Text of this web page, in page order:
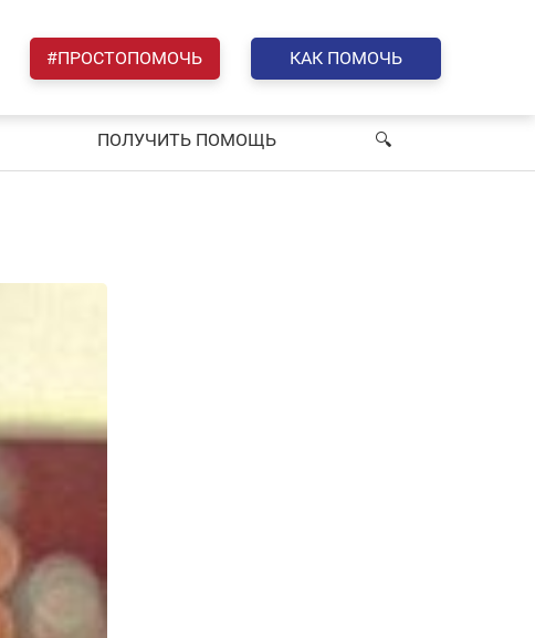
#ПРОСТОПОМОЧЬ КАК ПОМОЧЬ
ПОЛУЧИТЬ ПОМОЩЬ 🔍︎